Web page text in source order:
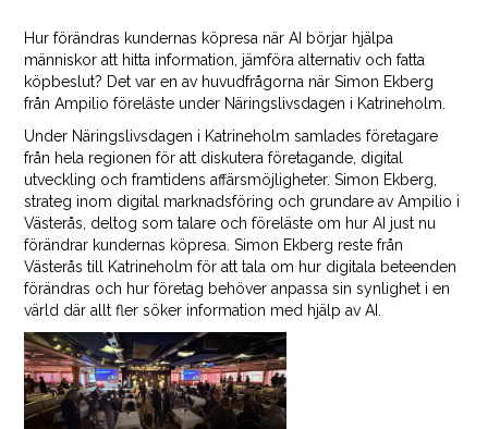
Hur förändras kundernas köpresa när AI börjar hjälpa
människor att hitta information, jämföra alternativ och fatta
köpbeslut? Det var en av huvudfrågorna när Simon Ekberg
från Ampilio föreläste under Näringslivsdagen i Katrineholm.
Under Näringslivsdagen i Katrineholm samlades företagare
från hela regionen för att diskutera företagande, digital
utveckling och framtidens affärsmöjligheter. Simon Ekberg,
strateg inom digital marknadsföring och grundare av Ampilio i
Västerås, deltog som talare och föreläste om hur AI just nu
förändrar kundernas köpresa. Simon Ekberg reste från
Västerås till Katrineholm för att tala om hur digitala beteenden
förändras och hur företag behöver anpassa sin synlighet i en
värld där allt fler söker information med hjälp av AI.